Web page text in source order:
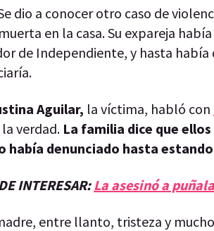
dio a conocer otro caso de
en la casa. Su expareja
de Independiente, y hasta
Aguilar, la víctima, habló con
verdad. La familia dice que
había denunciado hasta
INTERESAR:La asesinó a
entre llanto, tristeza y